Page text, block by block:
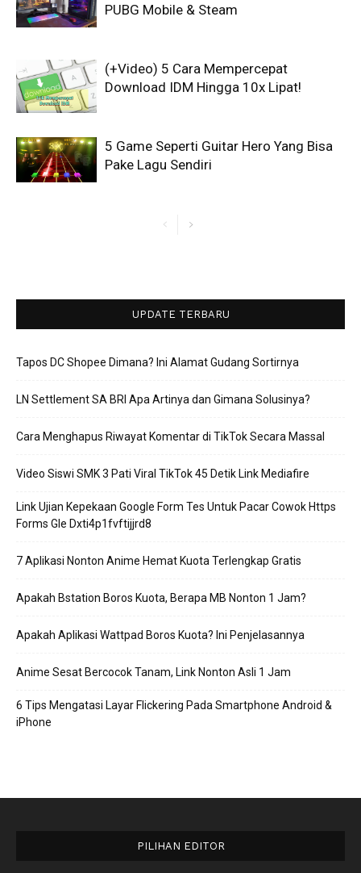
PUBG Mobile & Steam
(+Video) 5 Cara Mempercepat
Download IDM Hingga 10x Lipat!
5 Game Seperti Guitar Hero Yang Bisa
Pake Lagu Sendiri
UPDATE TERBARU
Tapos DC Shopee Dimana? Ini Alamat Gudang Sortirnya
LN Settlement SA BRI Apa Artinya dan Gimana Solusinya?
Cara Menghapus Riwayat Komentar di TikTok Secara Massal
Video Siswi SMK 3 Pati Viral TikTok 45 Detik Link Mediafire
Link Ujian Kepekaan Google Form Tes Untuk Pacar Cowok Https
Forms Gle Dxti4p1fvftijjrd8
7 Aplikasi Nonton Anime Hemat Kuota Terlengkap Gratis
Apakah Bstation Boros Kuota, Berapa MB Nonton 1 Jam?
Apakah Aplikasi Wattpad Boros Kuota? Ini Penjelasannya
Anime Sesat Bercocok Tanam, Link Nonton Asli 1 Jam
6 Tips Mengatasi Layar Flickering Pada Smartphone Android &
iPhone
PILIHAN EDITOR